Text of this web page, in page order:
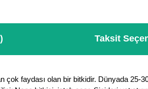
Taksit
çok faydası olan bir bitkidir. Dünyada